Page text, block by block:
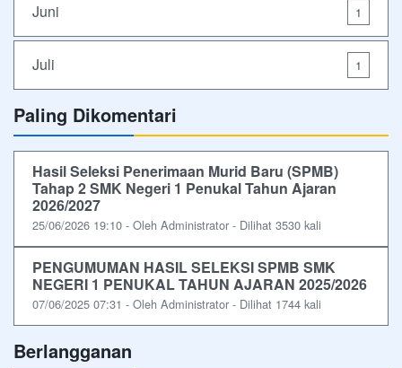
Juni 1
Juli 1
Paling Dikomentari
Hasil Seleksi Penerimaan Murid Baru (SPMB)
Tahap 2 SMK Negeri 1 Penukal Tahun Ajaran
2026/2027
25/06/2026 19:10 - Oleh Administrator - Dilihat 3530 kali
PENGUMUMAN HASIL SELEKSI SPMB SMK
NEGERI 1 PENUKAL TAHUN AJARAN 2025/2026
07/06/2025 07:31 - Oleh Administrator - Dilihat 1744 kali
Berlangganan